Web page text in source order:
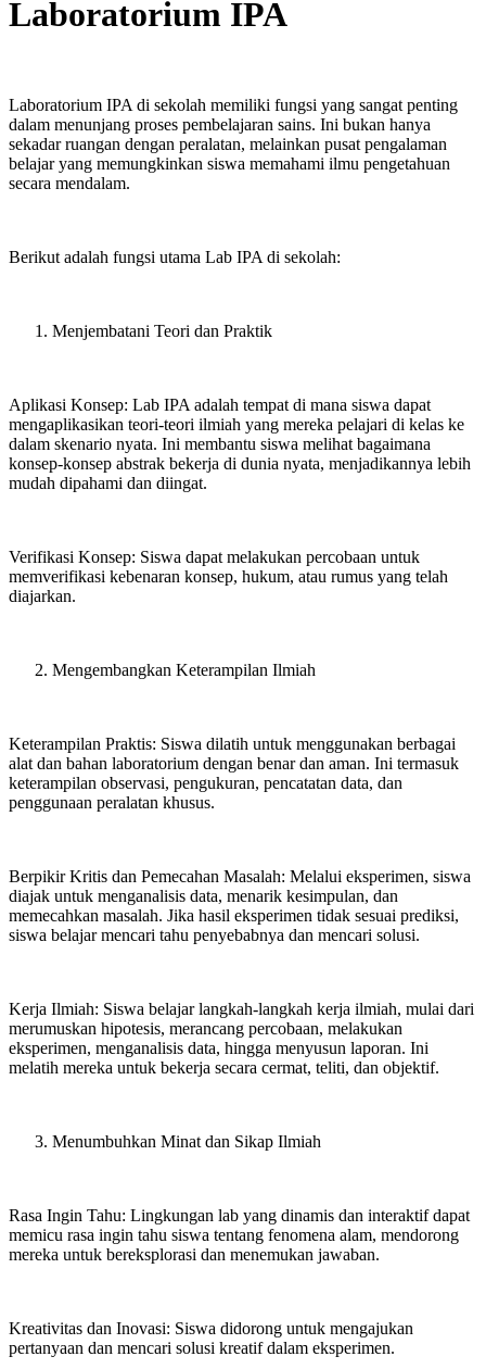
Laboratorium IPA
Laboratorium IPA di sekolah memiliki fungsi yang sangat penting
dalam menunjang proses pembelajaran sains. Ini bukan hanya
sekadar ruangan dengan peralatan, melainkan pusat pengalaman
belajar yang memungkinkan siswa memahami ilmu pengetahuan
secara mendalam.
Berikut adalah fungsi utama Lab IPA di sekolah:
Menjembatani Teori dan Praktik
Aplikasi Konsep: Lab IPA adalah tempat di mana siswa dapat
mengaplikasikan teori-teori ilmiah yang mereka pelajari di kelas ke
dalam skenario nyata. Ini membantu siswa melihat bagaimana
konsep-konsep abstrak bekerja di dunia nyata, menjadikannya lebih
mudah dipahami dan diingat.
Verifikasi Konsep: Siswa dapat melakukan percobaan untuk
memverifikasi kebenaran konsep, hukum, atau rumus yang telah
diajarkan.
Mengembangkan Keterampilan Ilmiah
Keterampilan Praktis: Siswa dilatih untuk menggunakan berbagai
alat dan bahan laboratorium dengan benar dan aman. Ini termasuk
keterampilan observasi, pengukuran, pencatatan data, dan
penggunaan peralatan khusus.
Berpikir Kritis dan Pemecahan Masalah: Melalui eksperimen, siswa
diajak untuk menganalisis data, menarik kesimpulan, dan
memecahkan masalah. Jika hasil eksperimen tidak sesuai prediksi,
siswa belajar mencari tahu penyebabnya dan mencari solusi.
Kerja Ilmiah: Siswa belajar langkah-langkah kerja ilmiah, mulai dari
merumuskan hipotesis, merancang percobaan, melakukan
eksperimen, menganalisis data, hingga menyusun laporan. Ini
melatih mereka untuk bekerja secara cermat, teliti, dan objektif.
Menumbuhkan Minat dan Sikap Ilmiah
Rasa Ingin Tahu: Lingkungan lab yang dinamis dan interaktif dapat
memicu rasa ingin tahu siswa tentang fenomena alam, mendorong
mereka untuk bereksplorasi dan menemukan jawaban.
Kreativitas dan Inovasi: Siswa didorong untuk mengajukan
pertanyaan dan mencari solusi kreatif dalam eksperimen.